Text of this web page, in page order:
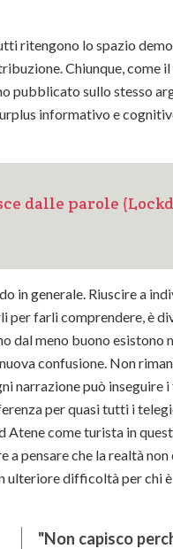
ritengono lo spazio
Chiunque, come
pubblicato sullo stesso
informativo e
dalle parole
in generale. Riuscire a
farli comprendere, è
dal meno buono esistono
confusione. Non
narrazione può inseguire
per quasi tutti i
Atene come turista in
pensare che la realtà non
ulteriore difficoltà per chi
"Non capisco